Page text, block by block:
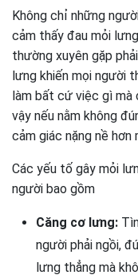
Không chỉ những
cảm thấy đau mỏi
thường xuyên gặp
lưng khiến mọi người
làm bất cứ việc gì mà
vậy nếu nằm không
cảm giác nặng nề hơn
Các yếu tố gây mỏi
người bao gồm
Căng cơ lưng:
người phải ngồi,
lưng thẳng mà